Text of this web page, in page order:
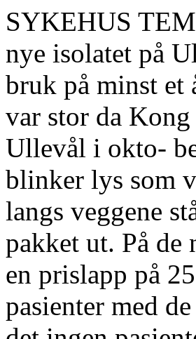
SYKEHUS
nye isolatet på
bruk på minst et
var stor da Kong
Ullevål i okto-
blinker lys som
langs veggene
pakket ut. På de
en prislapp på
pasienter med